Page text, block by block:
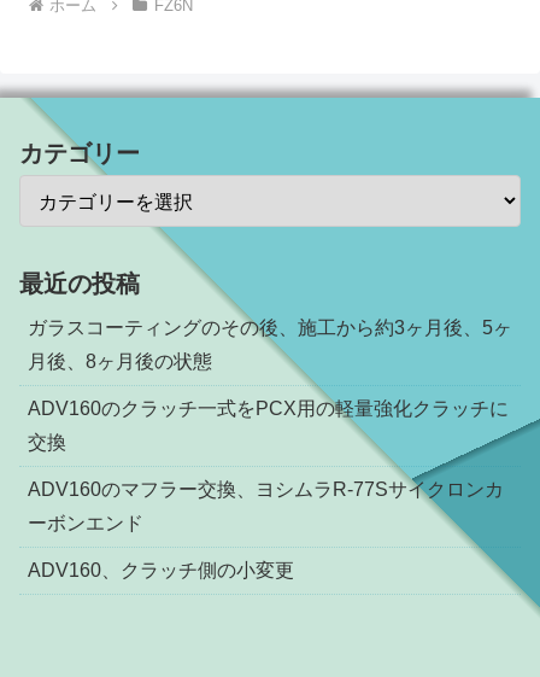
ホーム FZ6N
カテゴリー
最近の投稿
ガラスコーティングのその後、施工から約3ヶ月後、5ヶ
月後、8ヶ月後の状態
ADV160のクラッチ一式をPCX用の軽量強化クラッチに
交換
ADV160のマフラー交換、ヨシムラR-77Sサイクロンカ
ーボンエンド
ADV160、クラッチ側の小変更